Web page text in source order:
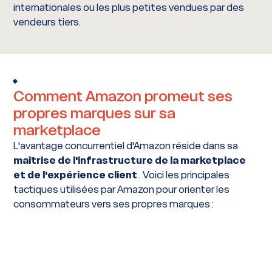
internationales ou les plus petites vendues par des
vendeurs tiers.
Comment Amazon promeut ses
propres marques sur sa
marketplace
L'avantage concurrentiel d'Amazon réside dans sa
maîtrise de l'infrastructure de la marketplace
et de l'expérience client. Voici les principales
tactiques utilisées par Amazon pour orienter les
consommateurs vers ses propres marques :